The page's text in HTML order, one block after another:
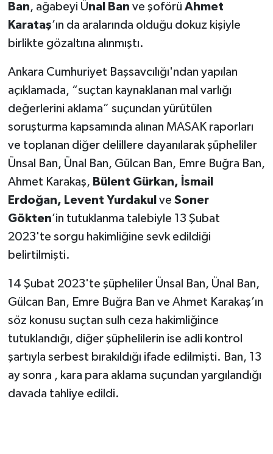
Ban, ağabeyi Ünal Ban ve şoförü Ahmet
Karataş’ın da aralarında olduğu dokuz kişiyle
birlikte gözaltına alınmıştı.
Ankara Cumhuriyet Başsavcılığı'ndan yapılan
açıklamada, “suçtan kaynaklanan mal varlığı
değerlerini aklama” suçundan yürütülen
soruşturma kapsamında alınan MASAK raporları
ve toplanan diğer delillere dayanılarak şüpheliler
Ünsal Ban, Ünal Ban, Gülcan Ban, Emre Buğra Ban,
Ahmet Karakaş, Bülent Gürkan, İsmail
Erdoğan, Levent Yurdakul ve Soner
Gökten’in tutuklanma talebiyle 13 Şubat
2023'te sorgu hakimliğine sevk edildiği
belirtilmişti.
14 Şubat 2023'te şüpheliler Ünsal Ban, Ünal Ban,
Gülcan Ban, Emre Buğra Ban ve Ahmet Karakaş’ın
söz konusu suçtan sulh ceza hakimliğince
tutuklandığı, diğer şüphelilerin ise adli kontrol
şartıyla serbest bırakıldığı ifade edilmişti. Ban, 13
ay sonra , kara para aklama suçundan yargılandığı
davada tahliye edildi.